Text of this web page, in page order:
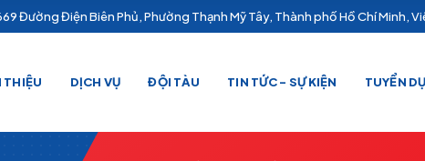
Đường Điện Biên Phủ, Phường Thạnh Mỹ Tây, Thành phố Hồ Chí Minh,
THIỆU DỊCH VỤ ĐỘI TÀU TIN TỨC - SỰ KIỆN TUYỂN